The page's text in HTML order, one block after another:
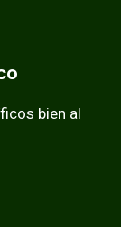
bien al